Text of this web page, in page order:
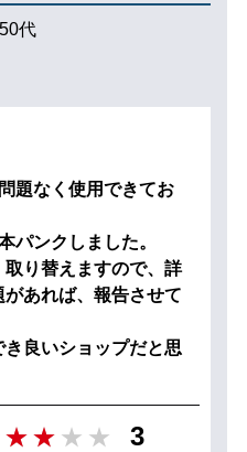
50代
題なく使用できてお
パンクしました。
り替えますので、詳
あれば、報告させて
良いショップだと思
3